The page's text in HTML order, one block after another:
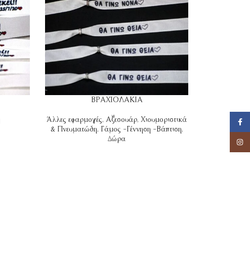
ΒΡΑΧΙΟΛΑΚΙΑ
Άλλες εφαρμογές, Αξεσουάρ, Χιουμοριστικά
& Πνευματώδη, Γάμος -Γέννηση -Βάπτιση,
Δώρα